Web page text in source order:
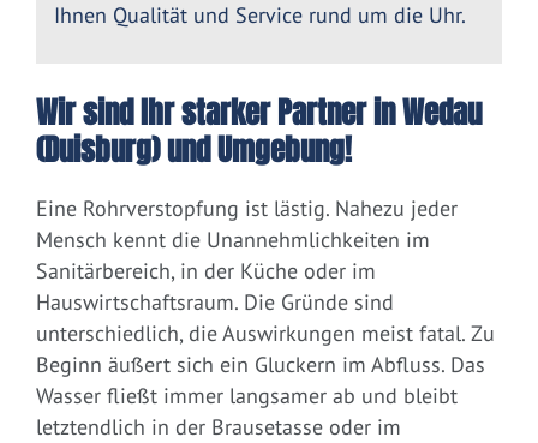
Ihnen Qualität und Service rund um die Uhr.
Wir sind Ihr starker Partner in Wedau
(Duisburg) und Umgebung!
Eine Rohrverstopfung ist lästig. Nahezu jeder
Mensch kennt die Unannehmlichkeiten im
Sanitärbereich, in der Küche oder im
Hauswirtschaftsraum. Die Gründe sind
unterschiedlich, die Auswirkungen meist fatal. Zu
Beginn äußert sich ein Gluckern im Abfluss. Das
Wasser fließt immer langsamer ab und bleibt
letztendlich in der Brausetasse oder im